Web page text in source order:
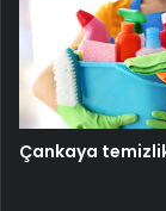
Çankaya